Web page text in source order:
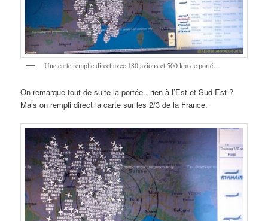
Une carte remplie direct avec 180 avions et 500 km de porté…
On remarque tout de suite la portée.. rien à l’Est et Sud-Est ?
Mais on rempli direct la carte sur les 2/3 de la France.